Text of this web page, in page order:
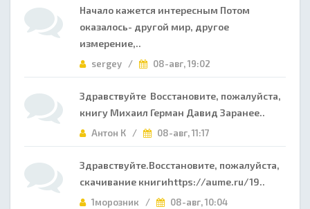
Начало кажется интересным Потом
оказалось- другой мир, другое
измерение,..
sergey / 08-авг, 19:02
Здравствуйте Восстановите, пожалуйста,
книгу Михаил Герман Давид Заранее..
Антон К / 08-авг, 11:17
Здравствуйте.Восстановите, пожалуйста,
скачивание книгиhttps://aume.ru/19..
1морозник / 08-авг, 10:04